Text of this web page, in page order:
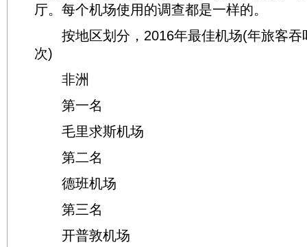
厅。每个机场使用的调查都是一样的。
按地区划分，2016年最佳机场(年旅客吞
次)
非洲
第一名
毛里求斯机场
第二名
德班机场
第三名
开普敦机场